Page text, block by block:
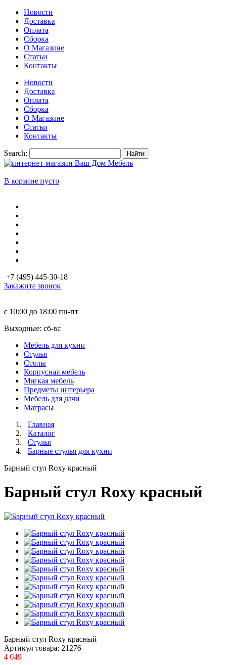
Новости
Доставка
Оплата
Сборка
О Магазине
Статьи
Контакты
Новости
Доставка
Оплата
Сборка
О Магазине
Статьи
Контакты
Search: Найти
В корзине пусто
+7 (495) 445-30-18
Закажите звонок
с 10:00 до 18:00 пн-пт
Выходные: сб-вc
Мебель для кухни
Стулья
Столы
Корпусная мебель
Мягкая мебель
Предметы интерьера
Мебель для дачи
Матраcы
Главная
Каталог
Стулья
Барные стулья для кухни
Барный стул Roxy красный
Барный стул Roxy красный
Барный стул Roxy красный
Артикул товара: 21276
4 049